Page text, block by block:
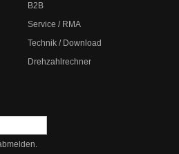
B2B
Service / RMA
Technik / Download
Drehzahlrechner